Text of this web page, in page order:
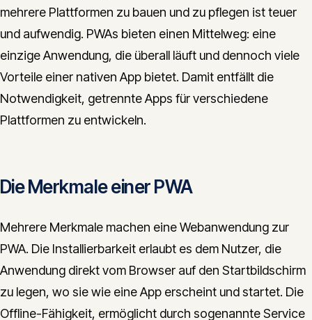
mehrere Plattformen zu bauen und zu pflegen ist teuer
und aufwendig. PWAs bieten einen Mittelweg: eine
einzige Anwendung, die überall läuft und dennoch viele
Vorteile einer nativen App bietet. Damit entfällt die
Notwendigkeit, getrennte Apps für verschiedene
Plattformen zu entwickeln.
Die Merkmale einer PWA
Mehrere Merkmale machen eine Webanwendung zur
PWA. Die Installierbarkeit erlaubt es dem Nutzer, die
Anwendung direkt vom Browser auf den Startbildschirm
zu legen, wo sie wie eine App erscheint und startet. Die
Offline-Fähigkeit, ermöglicht durch sogenannte Service